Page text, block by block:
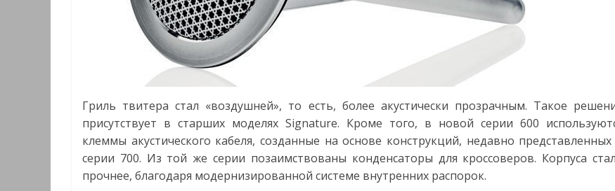
Гриль твитера стал «воздушней», то есть, более акустически прозрачным. Такое
присутствует в старших моделях Signature. Кроме того, в новой серии 600
клеммы акустического кабеля, созданные на основе конструкций, недавно
серии 700. Из той же серии позаимствованы конденсаторы для кроссоверов. Корпуса
прочнее, благодаря модернизированной системе внутренних распорок.